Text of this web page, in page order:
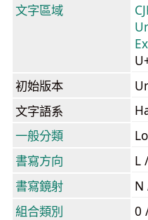
文字區域
初始版本
文字語系
一般分類
書寫方向
L
書寫鏡射
N
組合類別
0